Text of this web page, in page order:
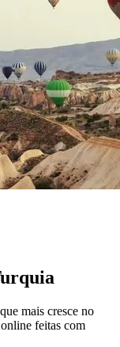
mais cresce no
feitas com